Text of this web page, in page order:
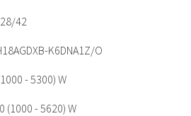
42
K6DNA1Z/O
- 5300) W
(1000 - 5620) W